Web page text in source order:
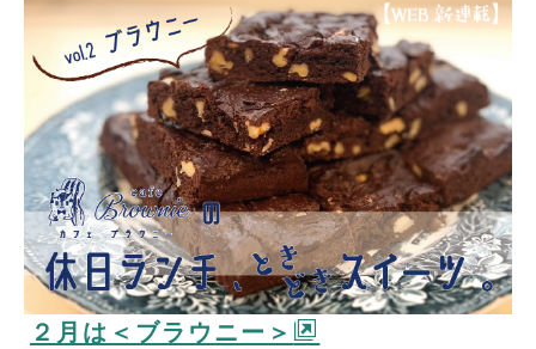
２月は＜ブラウニー＞